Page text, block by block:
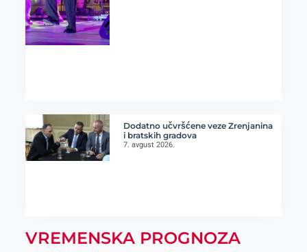
Dodatno učvršćene veze Zrenjanina
i bratskih gradova
7. avgust 2026.
VREMENSKA PROGNOZA